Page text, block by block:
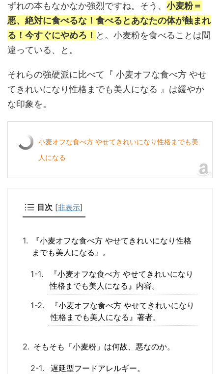
ずれの本もなかなか強烈ですね。そう、 小麦粉＝
悪、絶対に食べるな！食べるとあなたの体が蝕まれ
る！今すぐにやめろ！ と。小麦粉を食べることは間
違っている、と。
それらの強硬派に比べて『 小麦オフな食べ方 やせ
てきれいになり性格までも美人になる 』は緩やか
な印象を。
小麦オフな食べ方 やせてきれいになり性格までも美
人になる
目次 [非表示]
『小麦オフな食べ方 やせてきれいになり性格
までも美人になる』。
『小麦オフな食べ方 やせてきれいになり
性格までも美人になる』内容。
『小麦オフな食べ方 やせてきれいになり
性格までも美人になる』著者。
そもそも「小麦粉」は何故、悪なのか。
遅延型フードアレルギー。